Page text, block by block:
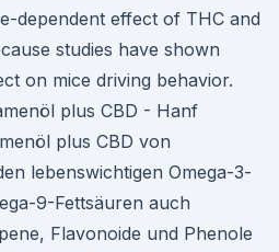
dependent effect of THC and
studies have shown
on mice driving behavior.
plus CBD - Hanf
plus CBD von
lebenswichtigen Omega-3-
9-Fettsäuren auch
Flavonoide und Phenole